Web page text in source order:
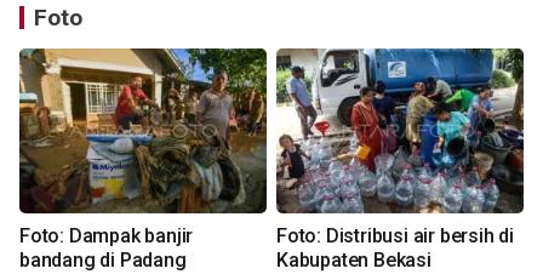
Foto
Foto: Dampak banjir
bandang di Padang
Foto: Distribusi air bersih di
Kabupaten Bekasi